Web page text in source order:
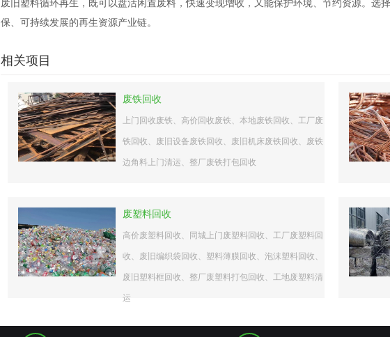
废旧塑料循环再生，既可以盘活闲置废料，快速变现增收，又能保护环境、节约资源。选
保、可持续发展的再生资源产业链。
相关项目
废铁回收
上门回收废铁、高价回收废铁、本地废铁回收、工厂废
铁回收、废旧设备废铁回收、废旧机床废铁回收、废铁
边角料上门清运、整厂废铁打包回收
废塑料回收
高价废塑料回收、同城上门废塑料回收、工厂废塑料回
收、废旧编织袋回收、塑料薄膜回收、泡沫塑料回收、
废旧塑料框回收、整厂废塑料打包回收、工地废塑料清
运